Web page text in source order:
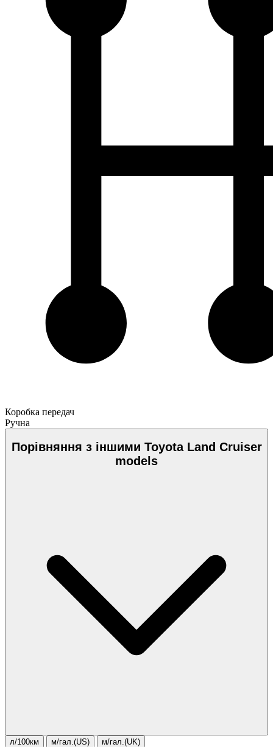
Коробка передач
Ручна
Порівняння з іншими Toyota Land Cruiser
models
л/100км м/гал.(US) м/гал.(UK)